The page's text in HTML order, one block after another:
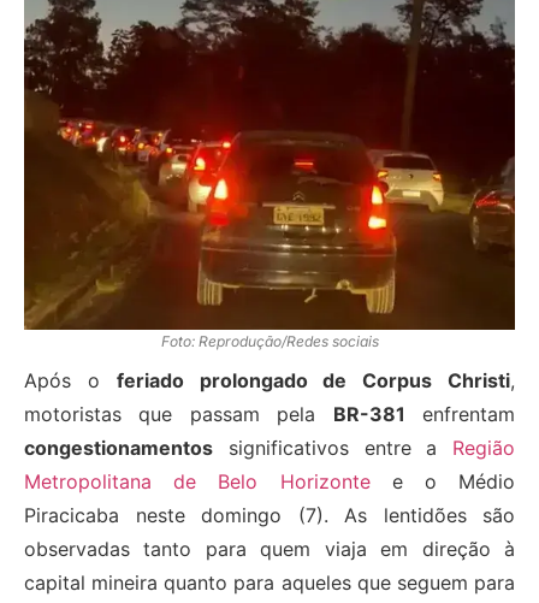
Foto: Reprodução/Redes sociais
Após o feriado prolongado de Corpus Christi,
motoristas que passam pela BR-381 enfrentam
congestionamentos significativos entre a Região
Metropolitana de Belo Horizontee o Médio
Piracicaba neste domingo (7). As lentidões são
observadas tanto para quem viaja em direção à
capital mineira quanto para aqueles que seguem para